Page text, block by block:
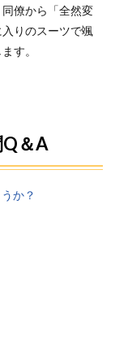
僚から「全然変
りのスーツで颯
す。
＆A
か？